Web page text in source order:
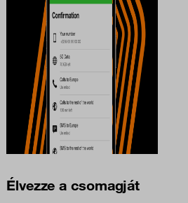
Élvezze a csomagját